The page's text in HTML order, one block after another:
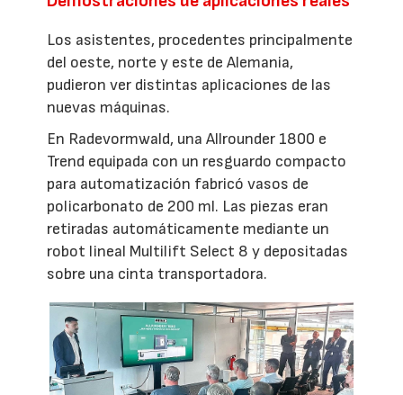
Los asistentes, procedentes principalmente
del oeste, norte y este de Alemania,
pudieron ver distintas aplicaciones de las
nuevas máquinas.
En Radevormwald, una Allrounder 1800 e
Trend equipada con un resguardo compacto
para automatización fabricó vasos de
policarbonato de 200 ml. Las piezas eran
retiradas automáticamente mediante un
robot lineal Multilift Select 8 y depositadas
sobre una cinta transportadora.